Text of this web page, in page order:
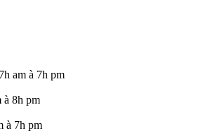
am à 7h pm
à 8h pm
à 7h pm